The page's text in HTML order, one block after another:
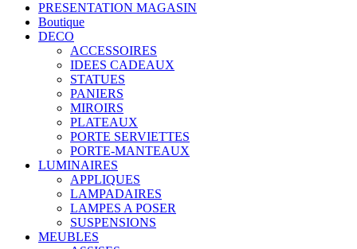
PRESENTATION MAGASIN
Boutique
DECO
ACCESSOIRES
IDEES CADEAUX
STATUES
PANIERS
MIROIRS
PLATEAUX
PORTE SERVIETTES
PORTE-MANTEAUX
LUMINAIRES
APPLIQUES
LAMPADAIRES
LAMPES A POSER
SUSPENSIONS
MEUBLES